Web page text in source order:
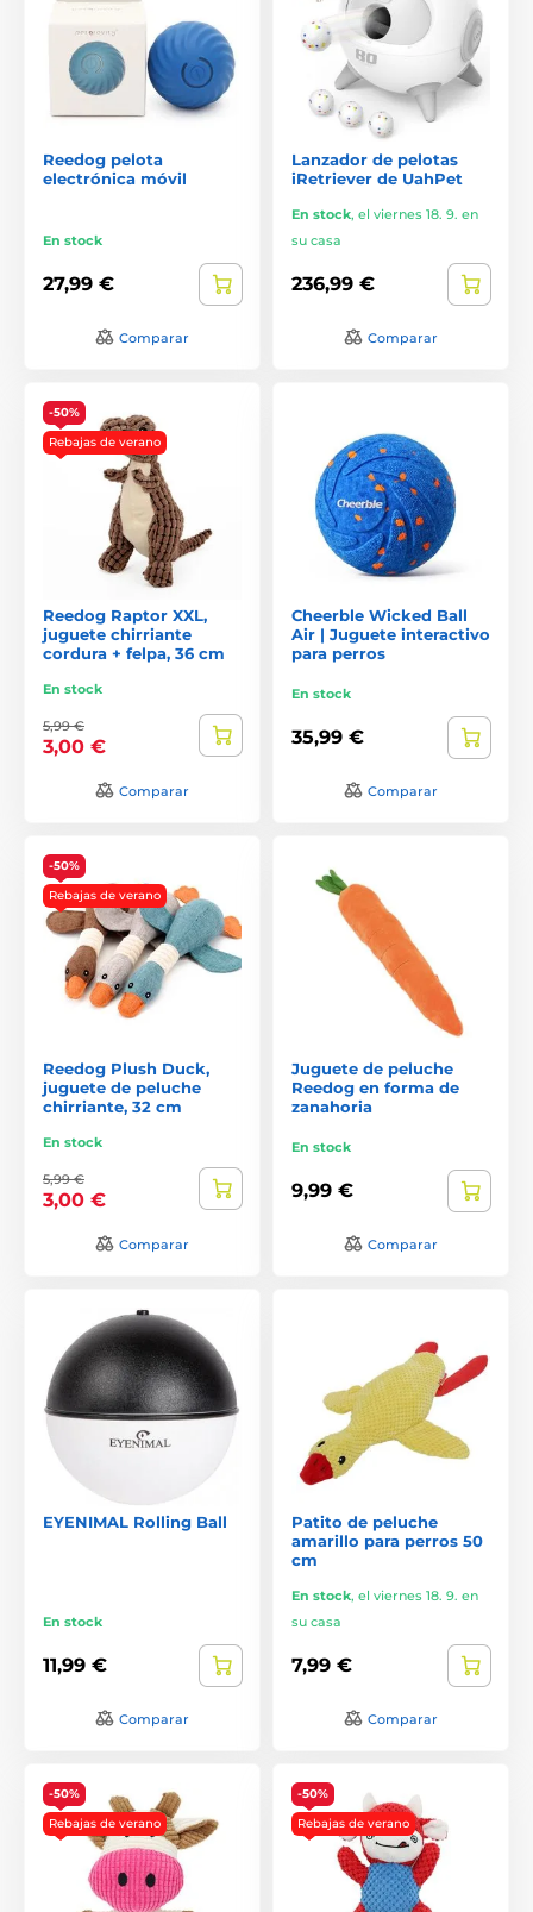
Reedog pelota
electrónica móvil
En stock
27,99 €
Comparar
Lanzador de pelotas
iRetriever de UahPet
En stock, el viernes 18. 9. en
su casa
236,99 €
Comparar
-50%
Rebajas de verano
Reedog Raptor XXL,
juguete chirriante
cordura + felpa, 36 cm
En stock
5,99 €
3,00 €
Comparar
Cheerble Wicked Ball
Air | Juguete interactivo
para perros
En stock
35,99 €
Comparar
-50%
Rebajas de verano
Reedog Plush Duck,
juguete de peluche
chirriante, 32 cm
En stock
5,99 €
3,00 €
Comparar
Juguete de peluche
Reedog en forma de
zanahoria
En stock
9,99 €
Comparar
EYENIMAL Rolling Ball
En stock
11,99 €
Comparar
Patito de peluche
amarillo para perros 50
cm
En stock, el viernes 18. 9. en
su casa
7,99 €
Comparar
-50%
Rebajas de verano
-50%
Rebajas de verano